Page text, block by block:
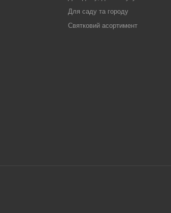
Для саду та городу
Святковий асортимент